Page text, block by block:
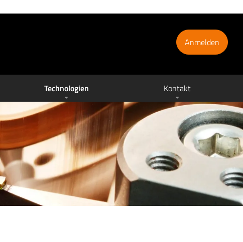
Anmelden
Technologien Kontakt